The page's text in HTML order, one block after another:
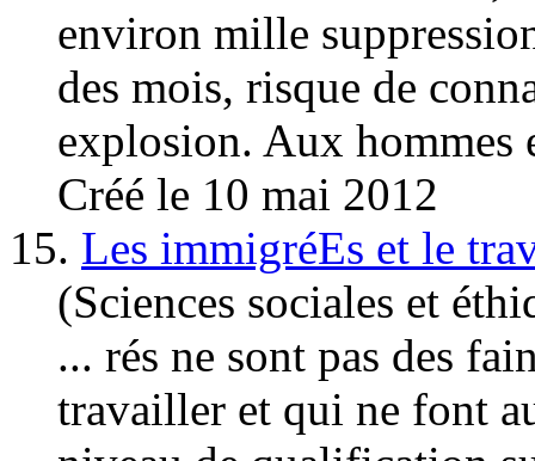
environ mille
des mois, risque de
explosion. Aux hommes
Créé le 10 mai 2012
15. Les immigréEs et le
(Sciences sociales et
... rés ne sont pas des
travailler et qui ne font